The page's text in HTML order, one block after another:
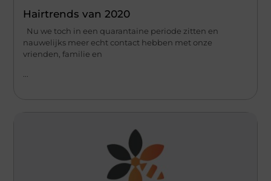
Hairtrends van 2020
Nu we toch in een quarantaine periode zitten en
nauwelijks meer echt contact hebben met onze
vrienden, familie en